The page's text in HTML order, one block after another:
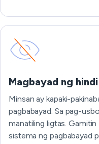
Magbayad ng
Minsan ay kapaki-
pagbabayad. Sa pag-
manatiling ligtas.
sistema ng pagbabayad